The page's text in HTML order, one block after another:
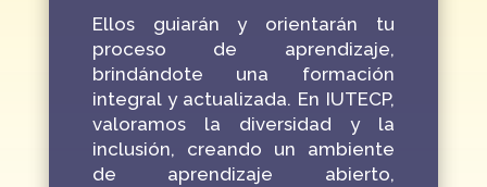
Ellos guiarán y orientarán tu
proceso de aprendizaje,
brindándote una formación
integral y actualizada. En IUTECP,
valoramos la diversidad y la
inclusión, creando un ambiente
de aprendizaje abierto,